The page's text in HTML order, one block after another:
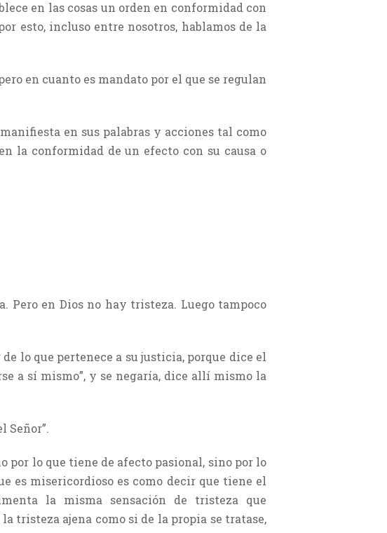
en las cosas un orden en conformidad con
esto, incluso entre nosotros, hablamos de la
en cuanto es mandato por el que se regulan
en sus palabras y acciones tal como
la conformidad de un efecto con su causa o
Pero en Dios no hay tristeza. Luego tampoco
lo que pertenece a su justicia, porque dice el
a sí mismo”, y se negaría, dice allí mismo la
Señor”.
por lo que tiene de afecto pasional, sino por lo
es misericordioso es como decir que tiene el
la misma sensación de tristeza que
tristeza ajena como si de la propia se tratase,